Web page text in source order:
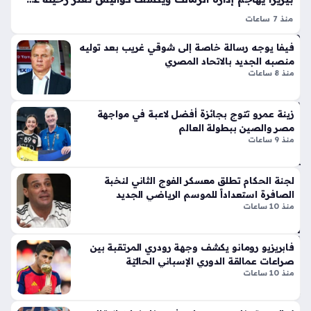
ق
أيق
ونت
ها
دي
دة
ذا
الإث
ني
ع
شر
طو
انة
ونا
الح
بط
لب
من
فلي
ك
سا
عة
واح
دة
تح
ذير
ات
أمن
ية
س
دي
منذ 7 ساعات
البرازيلي عن أزمة حادة تتعلق بعرض احتراف خارجي من شباب
أهلي دبي، مؤكدًا أن الإدارة تنصلت من وعودها السابقة بشأن…
فيفا يوجه رسالة خاصة إلى شوقي غريب بعد توليه
منصبه الجديد بالاتحاد المصري
منذ 8 ساعات
زينة عمرو تتوج بجائزة أفضل لاعبة في مواجهة
مصر والصين ببطولة العالم
منذ 9 ساعات
لجنة الحكام تطلق معسكر الفوج الثاني لنخبة
الصافرة استعداداً للموسم الرياضي الجديد
منذ 10 ساعات
فابريزيو رومانو يكشف وجهة رودري المرتقبة بين
صراعات عمالقة الدوري الإسباني الحاليّة
منذ 10 ساعات